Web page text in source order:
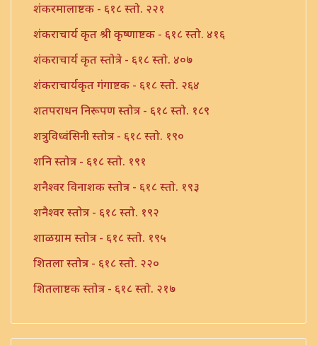
शंकरमालाष्टक - ६१८ स्तो. २२१
शंकराचार्य कृत श्री कृष्णाष्टक - ६१८ स्तो. ४१६
शंकराचार्य कृत स्तोत्रे - ६१८ स्तो. ४०७
शंकराचार्यकृत गंगाष्टक - ६१८ स्तो. २६४
शतपराधन निरूपण स्तोत्र - ६१८ स्तो. १८९
शत्रुविध्वंसिनी स्तोत्र - ६१८ स्तो. १९०
शनि स्तोत्र - ६१८ स्तो. १९१
शनैश्वर विनाशक स्तोत्र - ६१८ स्तो. १९३
शनैश्वर स्तोत्र - ६१८ स्तो. १९२
शाळग्राम स्तोत्र - ६१८ स्तो. १९५
शितला स्तोत्र - ६१८ स्तो. २२०
शितलाष्टक स्तोत्र - ६१८ स्तो. २१७
शिव नामावली - ६१८ स्तो. ३९०